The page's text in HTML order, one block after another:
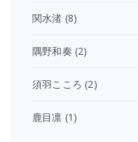
関水渚 (8)
隅野和奏 (2)
須羽こころ (2)
鹿目凛 (1)